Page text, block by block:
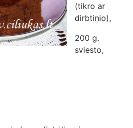
(tikro ar
dirbtinio),
200 g.
sviesto,